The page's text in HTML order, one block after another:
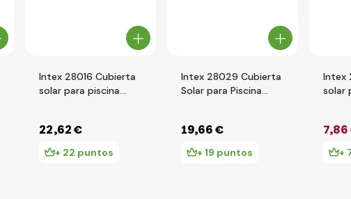
Intex 28016 Cubierta
solar para piscina
22,62 €
+ 22 puntos
Intex 28029 Cubierta
Solar para Piscina
19,66 €
+ 19 puntos
Intex
solar
7,86
+